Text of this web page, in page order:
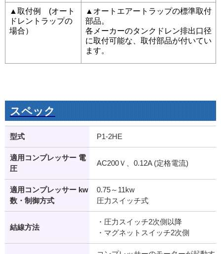
▲取付例 (オート
ドレントラップの
場合）
▲オートエアートラップの標準取付
部品。
各メーカーのタンクドレン排出口径
に取付可能な、取付部品が付いてい
ます。
スペック
型式 P1-2HE
適用コンプレッサー 電
圧
AC200Ｖ、0.12A (定格電流)
適用コンプレッサー kw
数・制御方式
0.75～11kw
圧力スイッチ式
結線方法
・圧力スイッチ2次側以降
・マグネットスイッチ2次側